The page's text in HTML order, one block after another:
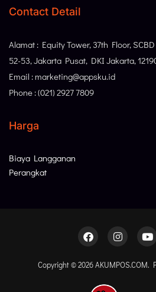
Contact Detail
Alamat : Equity Tower, 37th Floor,
52-53, Jakarta Pusat, DKI Jakarta,
Email : marketing@appsku.id
Phone : (021) 2927 7809
Harga
Biaya Langganan
Perangkat
Copyright © 2026 AKUMPOS.COM.